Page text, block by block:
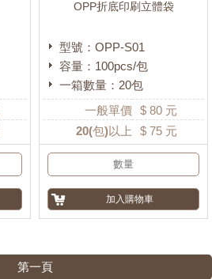
OPP折底印刷立體袋
型號：OPP-S01
容量：100pcs/包
一箱數量：20包
一般單價 $ 80 元
20(包)以上 $ 75 元
第一頁